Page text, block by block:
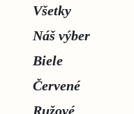
Všetky
Náš výber
Biele
Červené
Ružové